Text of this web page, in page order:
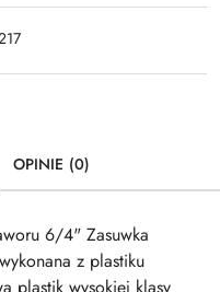
OPINIE (0)
6/4" Zasuwka
z plastiku
plastik wysokiej klasy